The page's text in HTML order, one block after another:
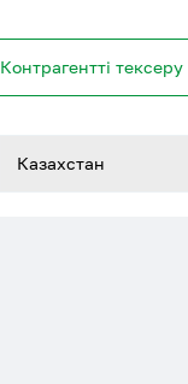
Контрагентті тексеру
Казахстан